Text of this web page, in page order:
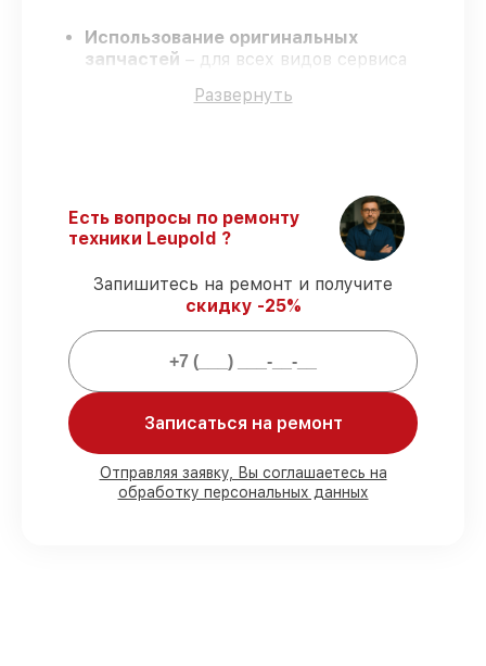
Использование оригинальных
запчастей – для всех видов сервиса
только оригинальные запчасти.
работы выполняются в оговоренные
сроки.
– сервис с
полным гарантийным сопровождением.
Гарантии сервиса на обслуживание
коллиматорных прицелов:
сервисов завершаем в присутствии
владельца
90%деталей готовы к установке,
остальные доступны в кратчайшие сроки
Развернуть
Есть вопросы по ремонту
техники Leupold ?
Запишитесь на ремонт и получите
скидку -25%
Записаться на ремонт
Отправляя заявку, Вы соглашаетесь на
обработку персональных данных